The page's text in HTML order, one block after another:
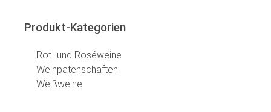
Produkt-Kategorien
Rot- und Roséweine
Weinpatenschaften
Weißweine